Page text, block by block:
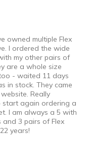
owned multiple Flex
I ordered the wide
my other pairs of
are a whole size
- waited 11 days
in stock. They came
Really
start again ordering a
I am always a 5 with
and 3 pairs of Flex
years!